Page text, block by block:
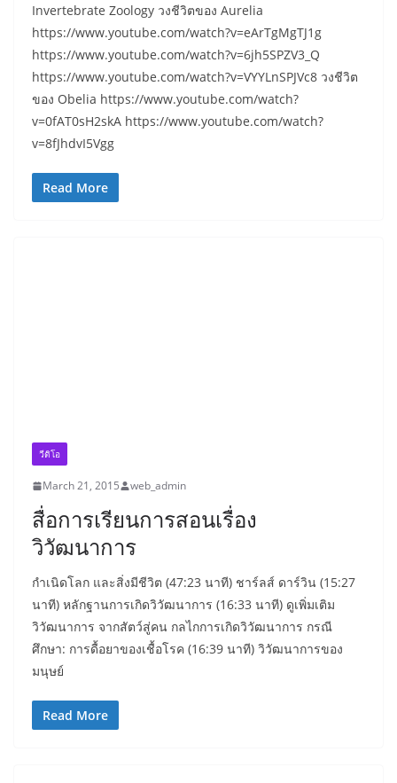
Invertebrate Zoology วงชีวิตของ Aurelia
https://www.youtube.com/watch?v=eArTgMgTJ1g
https://www.youtube.com/watch?v=6jh5SPZV3_Q
https://www.youtube.com/watch?v=VYYLnSPJVc8 วงชีวิต
ของ Obelia https://www.youtube.com/watch?
v=0fAT0sH2skA https://www.youtube.com/watch?
v=8fJhdvI5Vgg
Read More
วีดิโอ
March 21, 2015 web_admin
สื่อการเรียนการสอนเรื่อง
วิวัฒนาการ
กำเนิดโลก และสิ่งมีชีวิต (47:23 นาที) ชาร์ลส์ ดาร์วิน (15:27
นาที) หลักฐานการเกิดวิวัฒนาการ (16:33 นาที) ดูเพิ่มเติม
วิวัฒนาการ จากสัตว์สู่คน กลไกการเกิดวิวัฒนาการ กรณี
ศึกษา: การดื้อยาของเชื้อโรค (16:39 นาที) วิวัฒนาการของ
มนุษย์
Read More